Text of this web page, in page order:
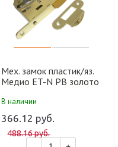
Мех. замок пластик/яз.
Медио ET-N PB золото
шт)
В наличии
366.12 руб.
488.16 руб.